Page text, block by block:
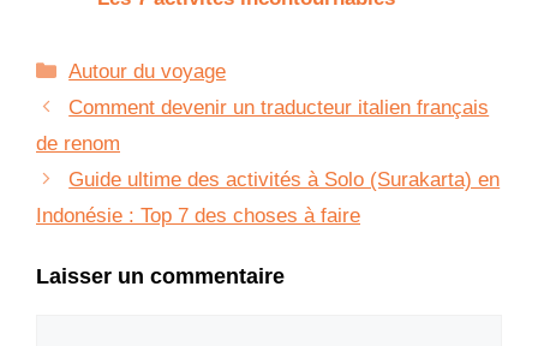
Catégories
Autour du voyage
Comment devenir un traducteur italien français
de renom
Guide ultime des activités à Solo (Surakarta) en
Indonésie : Top 7 des choses à faire
Laisser un commentaire